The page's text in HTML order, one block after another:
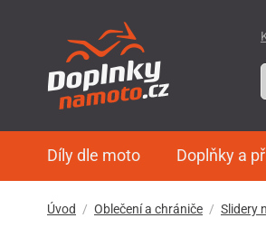
Díly dle moto Doplňky a
Úvod Oblečení a chrániče Slidery